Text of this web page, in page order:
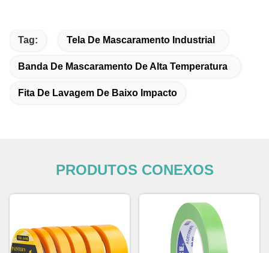
Tag: Tela De Mascaramento Industrial
Banda De Mascaramento De Alta Temperatura
Fita De Lavagem De Baixo Impacto
PRODUTOS CONEXOS